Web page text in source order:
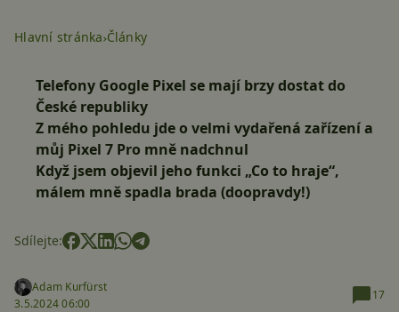
Hlavní stránka Články
Telefony Google Pixel se mají brzy dostat do
České republiky
Z mého pohledu jde o velmi vydařená zařízení a
můj Pixel 7 Pro mně nadchnul
Když jsem objevil jeho funkci „Co to hraje“,
málem mně spadla brada (doopravdy!)
Sdílejte:
Adam Kurfürst
3.5.2024 06:00
17